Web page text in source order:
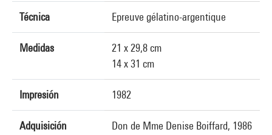
Técnica Epreuve gélatino-argentique
Medidas
21 x 29,8 cm
14 x 31 cm
Impresión 1982
Adquisición Don de Mme Denise Boiffard, 1986